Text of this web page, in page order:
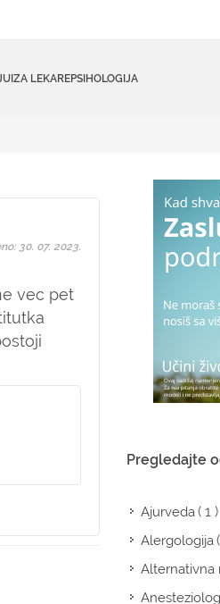
ZA LEKAREPSIHOLOGIJA
vec pet
30. 07. 2023.
Pregledajte
Ajurveda( 1 )
Alergologija
Alternativna